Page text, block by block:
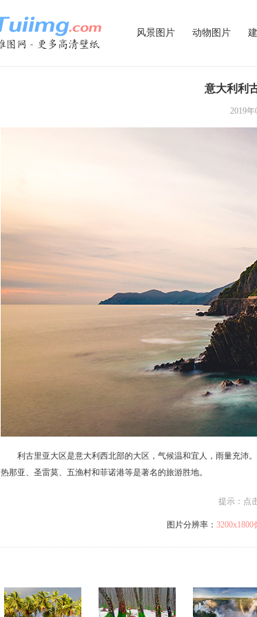
风景图片 动物图片
意大利利
2019年
利古里亚大区是意大利西北部的大区，气候温和宜人，雨量充沛
热那亚、圣雷莫、五渔村和菲诺港等是著名的旅游胜地。
提示：点
图片分辨率： 3200x1800